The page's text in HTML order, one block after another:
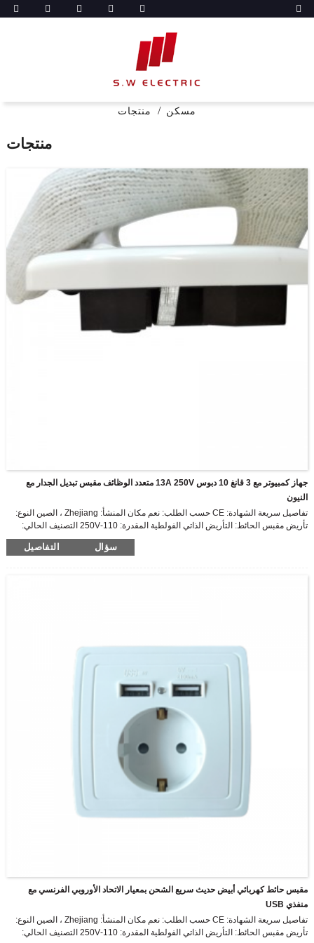
مسكن منتجات
منتجات
جهاز كمبيوتر مع 3 قانغ 10 دبوس 13A 250V متعدد الوظائف مقبس تبديل الجدار مع
النيون
تفاصيل سريعة الشهادة: CE حسب الطلب: نعم مكان المنشأ: Zhejiang ، الصين النوع:
تأريض مقبس الحائط: التأريض الذاتي الفولطية المقدرة: 110-250V التصنيف الحالي:
16A الوحدات المتاحة: متعدد الوظائف مخرج USB الفولطية المقدرة: 5V USB التصنيف
الحالي: 2100mA ضوء المؤشر: نعم التعبئة والتغليف والشحن وحدات البيع: عنصر واحد
سؤال التفاصيل
مقبس حائط كهربائي أبيض حديث سريع الشحن بمعيار الاتحاد الأوروبي الفرنسي مع
منفذي USB
تفاصيل سريعة الشهادة: CE حسب الطلب: نعم مكان المنشأ: Zhejiang ، الصين النوع:
تأريض مقبس الحائط: التأريض الذاتي الفولطية المقدرة: 110-250V التصنيف الحالي: